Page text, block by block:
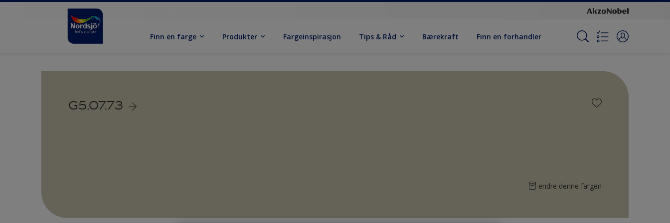
Finn en farge Produkter Fargeinspirasjon Tips & Råd Bærekraft Finn en forhandler
G5.07.73
endre denne fargen